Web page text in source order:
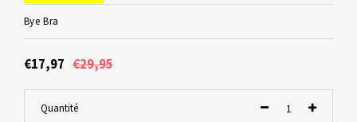
Bye Bra
€17,97 €29,95
Quantité